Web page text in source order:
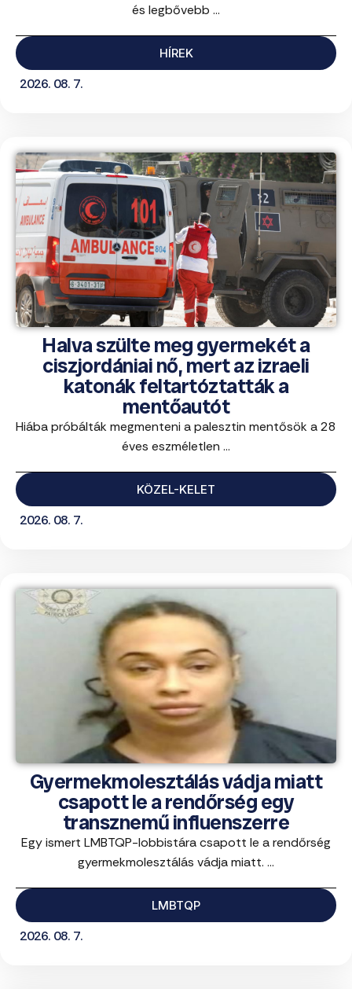
és legbővebb ...
HÍREK
2026. 08. 7.
Halva szülte meg gyermekét a
ciszjordániai nő, mert az izraeli
katonák feltartóztatták a
mentőautót
Hiába próbálták megmenteni a palesztin mentősök a 28
éves eszméletlen ...
KÖZEL-KELET
2026. 08. 7.
Gyermekmolesztálás vádja miatt
csapott le a rendőrség egy
transznemű influenszerre
Egy ismert LMBTQP-lobbistára csapott le a rendőrség
gyermekmolesztálás vádja miatt. ...
LMBTQP
2026. 08. 7.